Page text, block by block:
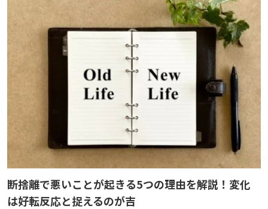
断捨離で悪いことが起きる5つの理由を解説！変化
は好転反応と捉えるのが吉